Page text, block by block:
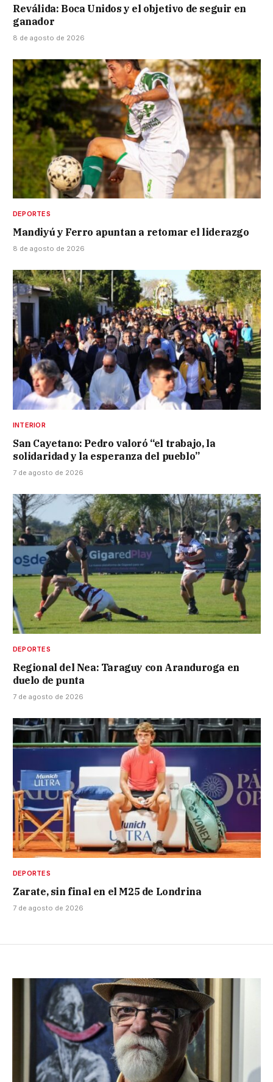
Reválida: Boca Unidos y el objetivo de seguir en
ganador
8 de agosto de 2026
DEPORTES
Mandiyú y Ferro apuntan a retomar el liderazgo
8 de agosto de 2026
INTERIOR
San Cayetano: Pedro valoró “el trabajo, la
solidaridad y la esperanza del pueblo”
7 de agosto de 2026
DEPORTES
Regional del Nea: Taraguy con Aranduroga en
duelo de punta
7 de agosto de 2026
DEPORTES
Zarate, sin final en el M25 de Londrina
7 de agosto de 2026